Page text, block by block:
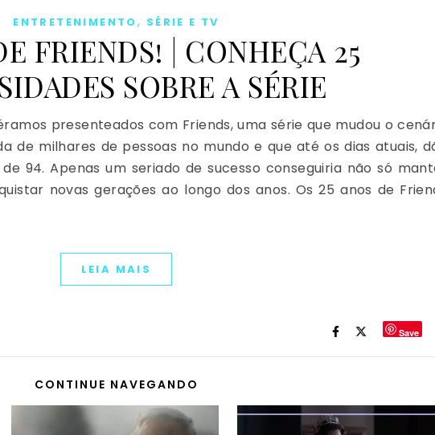
ENTRETENIMENTO, SÉRIE E TV
FRIENDS! | CONHEÇA 25
SOBRE A SÉRIE
presenteados com Friends, uma série que mudou o
de milhares de pessoas no mundo e que até os dias atuais,
94. Apenas um seriado de sucesso conseguiria não só
novas gerações ao longo dos anos. Os 25 anos de
LEIA MAIS
Save
CONTINUE NAVEGANDO